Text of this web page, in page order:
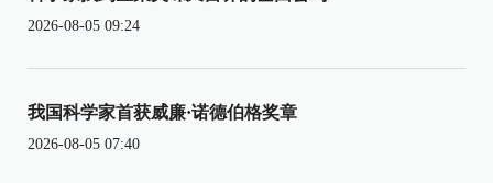
2026-08-05 09:24
我国科学家首获威廉·诺德伯格奖章
2026-08-05 07:40